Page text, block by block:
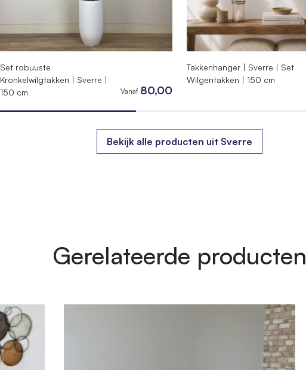
Set robuuste
Kronkelwilgtakken | Sverre |
150 cm
Vanaf 80,00
Takkenhanger | Sverre | Set
Wilgentakken | 150 cm
Bekijk alle producten uit Sverre
Gerelateerde producten